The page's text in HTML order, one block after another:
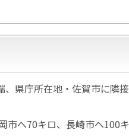
県庁所在地・佐賀市に隣
市へ70キロ、長崎市へ100